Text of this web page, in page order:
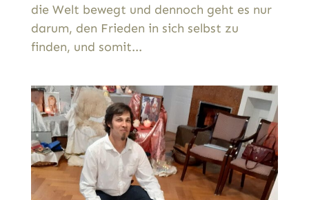
die Welt bewegt und dennoch geht es nur
darum, den Frieden in sich selbst zu
finden, und somit...